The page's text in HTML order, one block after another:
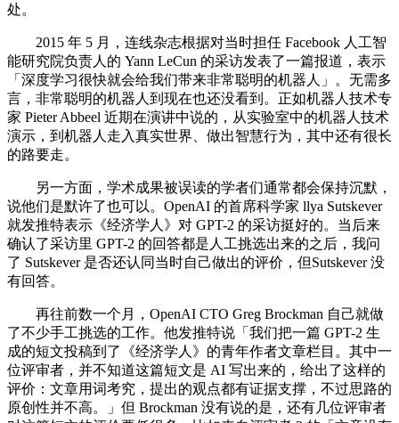
处。
2015 年 5 月，连线杂志根据对当时担任 Facebook 人工智
能研究院负责人的 Yann LeCun 的采访发表了一篇报道，表示
「深度学习很快就会给我们带来非常聪明的机器人」。无需多
言，非常聪明的机器人到现在也还没看到。正如机器人技术专
家 Pieter Abbeel 近期在演讲中说的，从实验室中的机器人技术
演示，到机器人走入真实世界、做出智慧行为，其中还有很长
的路要走。
另一方面，学术成果被误读的学者们通常都会保持沉默，
说他们是默许了也可以。OpenAI 的首席科学家 llya Sutskever
就发推特表示《经济学人》对 GPT-2 的采访挺好的。当后来
确认了采访里 GPT-2 的回答都是人工挑选出来的之后，我问
了 Sutskever 是否还认同当时自己做出的评价，但Sutskever 没
有回答。
再往前数一个月，OpenAI CTO Greg Brockman 自己就做
了不少手工挑选的工作。他发推特说「我们把一篇 GPT-2 生
成的短文投稿到了《经济学人》的青年作者文章栏目。其中一
位评审者，并不知道这篇短文是 AI 写出来的，给出了这样的
评价：文章用词考究，提出的观点都有证据支撑，不过思路的
原创性并不高。」但 Brockman 没有说的是，还有几位评审者